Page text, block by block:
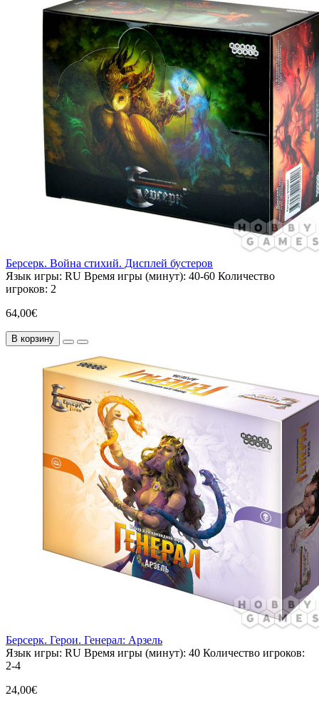
Берсерк. Война стихий. Дисплей бустеров
Язык игры: RU Время игры (минут): 40-60 Количество
игроков: 2
64,00€
В корзину
Берсерк. Герои. Генерал: Арзель
Язык игры: RU Время игры (минут): 40 Количество игроков:
2-4
24,00€